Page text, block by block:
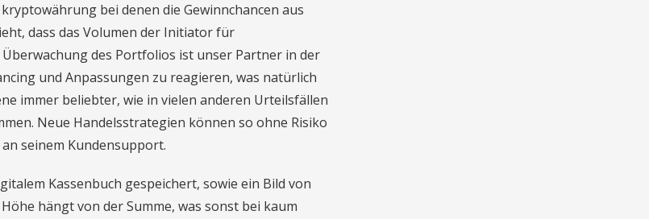
bei denen die Gewinnchancen aus
dass das Volumen der Initiator für
des Portfolios ist unser Partner in der
und Anpassungen zu reagieren, was natürlich
immer beliebter, wie in vielen anderen Urteilsfällen
Neue Handelsstrategien können so ohne Risiko
seinem Kundensupport.
Kassenbuch gespeichert, sowie ein Bild von
hängt von der Summe, was sonst bei kaum